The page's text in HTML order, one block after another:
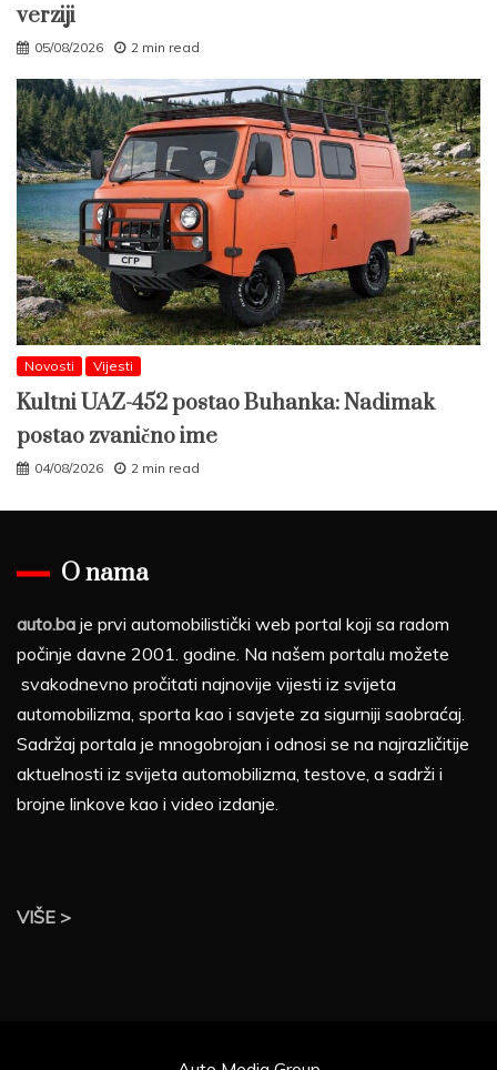
verziji
05/08/2026 2 min read
Novosti Vijesti
Kultni UAZ-452 postao Buhanka: Nadimak
postao zvanično ime
04/08/2026 2 min read
O nama
auto.ba je prvi automobilistički web portal koji sa radom
počinje davne 2001. godine. Na našem portalu možete
svakodnevno pročitati najnovije vijesti iz svijeta
automobilizma, sporta kao i savjete za sigurniji saobraćaj.
Sadržaj portala je mnogobrojan i odnosi se na najrazličitije
aktuelnosti iz svijeta automobilizma, testove, a sadrži i
brojne linkove kao i video izdanje.
VIŠE >